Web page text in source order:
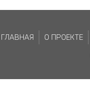
ГЛАВНАЯ О ПРОЕКТЕ